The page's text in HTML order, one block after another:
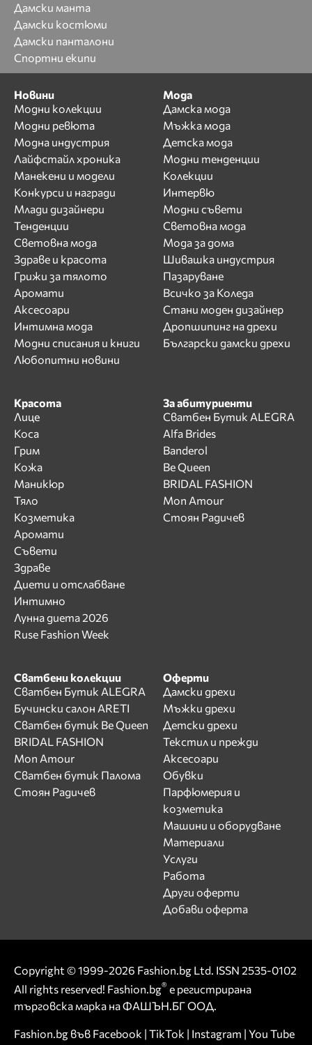
Дамски манта
Дамски костюми
Дамски панталони
Спортни екипи
Новини
Модни колекции
Модни ревюта
Модна индустрия
Лайфстайл хроника
Манекени и модели
Конкурси и награди
Млади дизайнери
Тенденции
Световна мода
Здраве и красота
Грижи за тялото
Аромати
Аксесоари
Интимна мода
Модни списания и книги
Любопитни новини
Мода
Дамска мода
Мъжка мода
Детска мода
Модни тенденции
Колекции
Интервю
Модни съвети
Световна мода
Мода за дома
Шивашка индустрия
Пазаруване
Всичко за Коледа
Стани моден дизайнер
Дропшипинг на дрехи
Български дамски дрехи
Красота
Лице
Коса
Грим
Кожа
Маникюр
Тяло
Козметика
Аромати
Съвети
Здраве
Диети и отслабване
Интимно
Лунна диета 2026
Ruse Fashion Week
За абитуриенти
Сватбен Бутик ALEGRA
Alfa Brides
Banderol
Be Queen
BRIDAL FASHION
Mon Amour
Стоян Радичев
Сватбени колекции
Сватбен Бутик ALEGRA
Бучински салон ARETI
Сватбен бутик Be Queen
BRIDAL FASHION
Mon Amour
Сватбен бутик Палома
Стоян Радичев
Оферти
Дамски дрехи
Мъжки дрехи
Детски дрехи
Текстил и прежди
Аксесоари
Обувки
Парфюмерия и
козметика
Машини и оборудване
Материали
Услуги
Работа
Други оферти
Добави оферта
Copyright © 1999-2026 Fashion.bg Ltd. ISSN 2535-0102
All rights reserved! Fashion.bg® е регистрирана
търговска марка на ФАШЪН.БГ ООД.
Fashion.bg във Facebook | TikTok | Instagram | You Tube